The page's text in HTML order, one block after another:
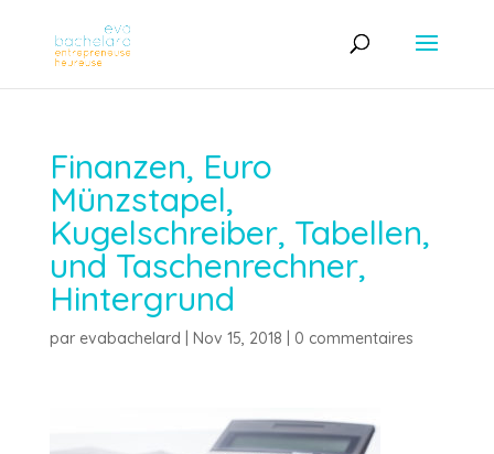
Finanzen, Euro
Münzstapel,
Kugelschreiber, Tabellen,
und Taschenrechner,
Hintergrund
par evabachelard Nov 15, 2018 0 commentaires